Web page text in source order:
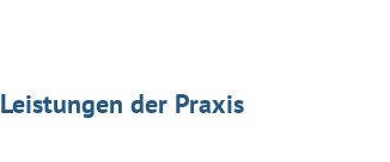
Leistungen der Praxis